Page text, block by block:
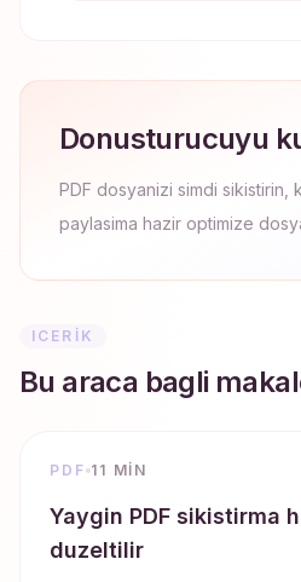
Donusturucuyu
PDF dosyanizi simdi sikistirin,
paylasima hazir optimize
ICERIK
Bu araca bagli
PDF 11 MIN
Yaygin PDF sikistirma
duzeltilir